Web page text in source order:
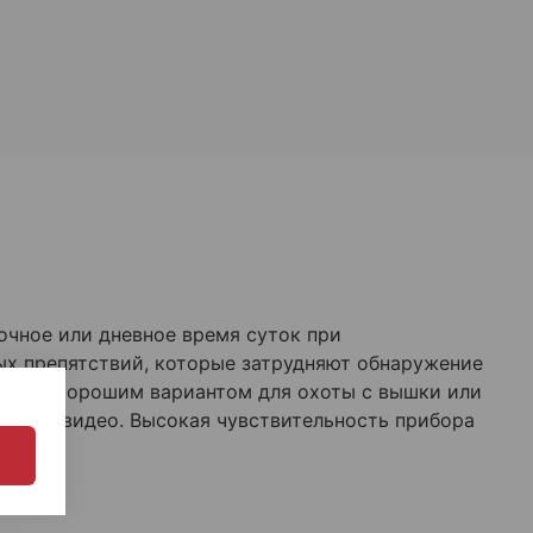
или дневное время суток при
препятствий, которые затрудняют обнаружение
хорошим вариантом для охоты с вышки или
видео. Высокая чувствительность прибора